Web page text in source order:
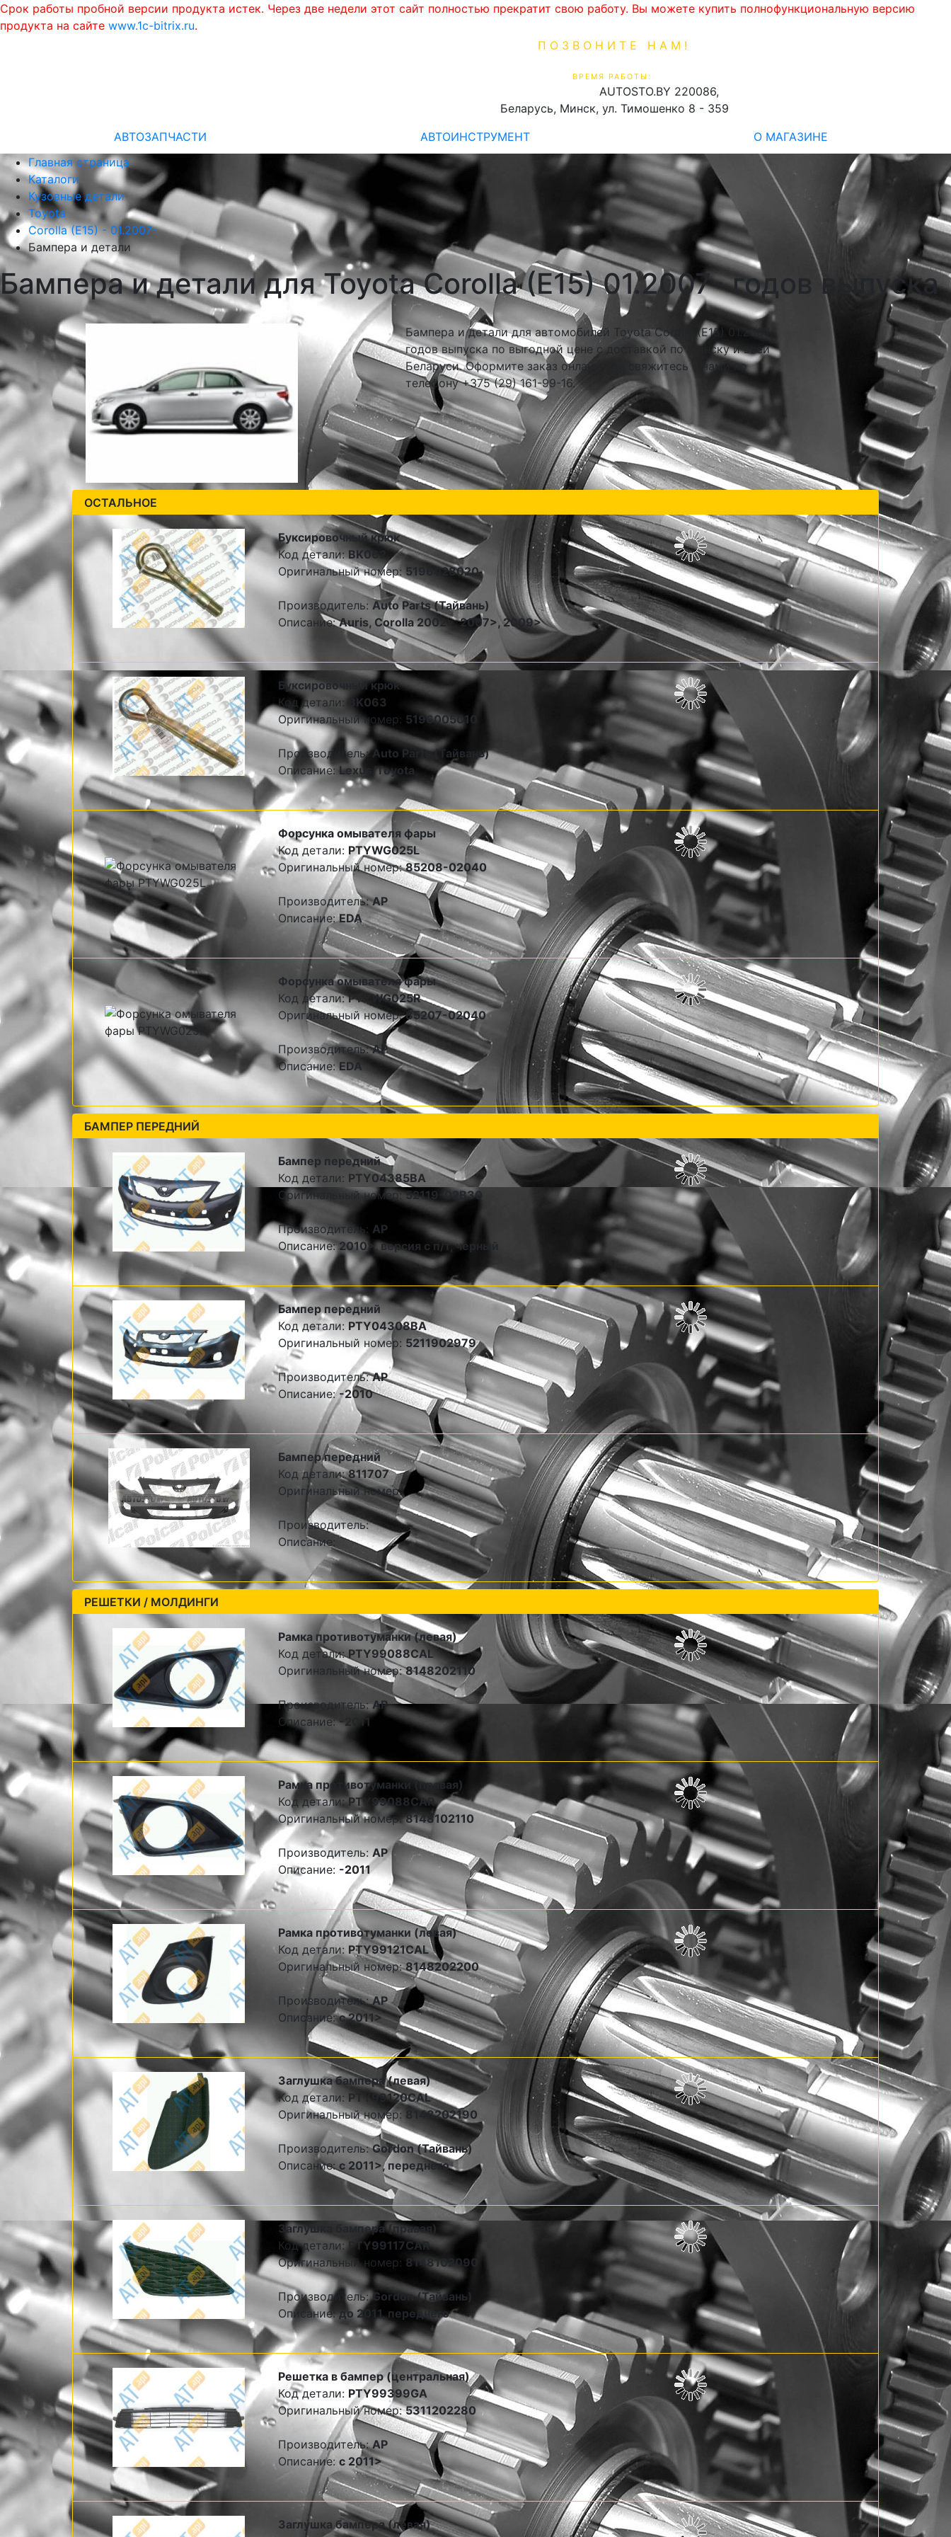
Срок работы пробной версии продукта истек. Через две недели этот сайт полностью прекратит свою работу. Вы можете купить полнофункциональную версию
продукта на сайте www.1c-bitrix.ru.
ПОЗВОНИТЕ НАМ!
ВРЕМЯ РАБОТЫ:
AUTOSTO.BY 220086,
Беларусь, Минск, ул. Тимошенко 8 - 359
АВТОЗАПЧАСТИ АВТОИНСТРУМЕНТ
О МАГАЗИНЕ
Главная страница
Каталоги
Кузовные детали
Toyota
Corolla (E15) - 01.2007-
Бампера и детали
Бампера и детали для Toyota Corolla (E15) 01.2007- годов выпуска
Бампера и детали для автомобилей Toyota Corolla (E15) 01.2007-
годов выпуска по выгодной цене с доставкой по Минску и всей
Беларуси. Оформите заказ онлайн или свяжитесь с нами по
телефону +375 (29) 161-99-16.
ОСТАЛЬНОЕ
Буксировочный крюк
Код детали:BK062
Оригинальный номер:5196028020
Производитель: Auto Parts (Тайвань)
Описание:Auris, Corolla 2002>, 2007>, 2009>
Буксировочный крюк
Код детали:
BK063
Оригинальный номер: 5196005010
Производитель:Auto Parts (Тайвань)
Описание: Lexus/Toyota
Форсунка омывателя фары
Код детали: PTYWG025L
Оригинальный номер:85208-02040
Производитель:AP
Описание:EDA
Форсунка омывателя фары
Код детали:PTYWG025R
Оригинальный номер:85207-02040
Производитель:AP
Описание:EDA
БАМПЕР ПЕРЕДНИЙ
Бампер передний
Код детали: PTY04385BA
Оригинальный номер:52119-02B30
Производитель: AP
Описание:2010>, версия с п/т, черный
Бампер передний
Код детали:PTY04308BA
Оригинальный номер: 5211902979
Производитель:AP
Описание:-2010
Бампер передний
Код детали:811707
Оригинальный номер:
Производитель:
Описание:
РЕШЕТКИ / МОЛДИНГИ
Рамка противотуманки (левая)
Код детали:PTY99088CAL
Оригинальный номер:8148202110
Производитель:AP
Описание:-2011
Рамка противотуманки (правая)
Код детали:PTY99088CAR
Оригинальный номер:8148102110
Производитель: AP
Описание: -2011
Рамка противотуманки (левая)
Код детали: PTY99121CAL
Оригинальный номер:8148202200
Производитель:AP
Описание:c 2011>
Заглушка бампера (левая)
Код детали: PTY99120CAL
Оригинальный номер: 8148202190
Производитель:Gordon (Тайвань)
Описание:c 2011>, переднего
Заглушка бампера (правая)
Код детали:
PTY99117CAR
Оригинальный номер: 8148102090
Производитель:Gordon (Тайвань)
Описание:до 2011, переднего
Решетка в бампер (центральная)
Код детали: PTY99399GA
Оригинальный номер:5311202280
Производитель:AP
Описание: c 2011>
Заглушка бампера (левая)